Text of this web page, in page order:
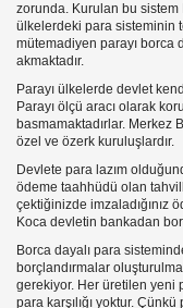
zorunda. Kurulan bu
ülkelerdeki para sisteminin
mütemadiyen parayı borca
akmaktadır.
Parayı ülkelerde devlet
Parayı ölçü aracı olarak
basmamaktadırlar. Merkez
özel ve özerk kuruluşlardır.
Devlete para lazım
ödeme taahhüdü olan
çektiğinizde imzaladığınız
Koca devletin bankadan
Borca dayalı para
borçlandırmalar
gerekiyor. Her üretilen yeni
para karşılığı yoktur.